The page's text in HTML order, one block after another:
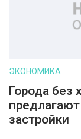
ЭКОНОМИКА
Города без
застройки